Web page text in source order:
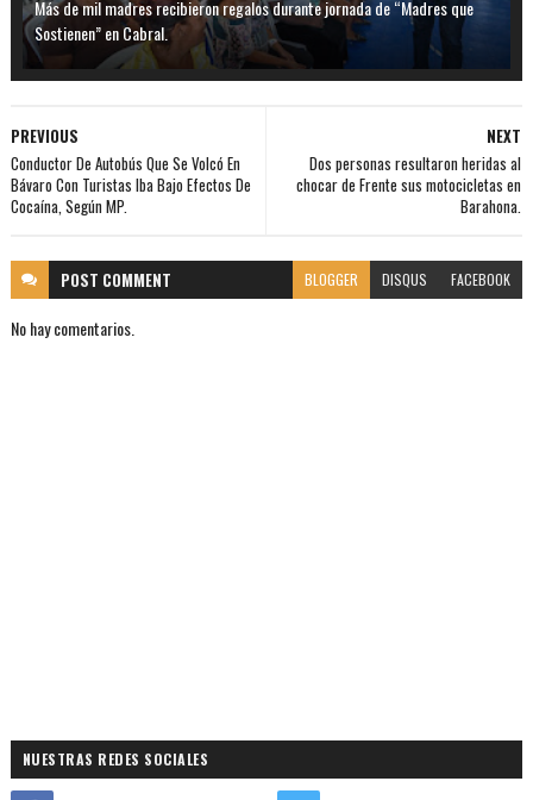
Más de mil madres recibieron regalos durante jornada de “Madres que
Sostienen” en Cabral.
NEXT
Dos personas resultaron heridas al
chocar de Frente sus motocicletas en
Barahona.
PREVIOUS
Conductor De Autobús Que Se Volcó En
Bávaro Con Turistas Iba Bajo Efectos De
Cocaína, Según MP.
POST COMMENT BLOGGER DISQUS FACEBOOK
No hay comentarios.
NUESTRAS REDES SOCIALES